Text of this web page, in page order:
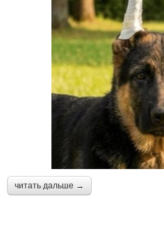
читать дальше →